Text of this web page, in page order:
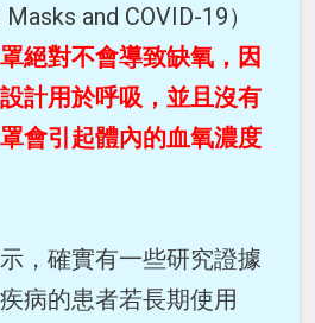
and COVID-19）
絕對不會導致缺氧，因
計用於呼吸，並且沒有
會引起體內的血氧濃度
，確實有一些研究證據
病的患者若長期使用